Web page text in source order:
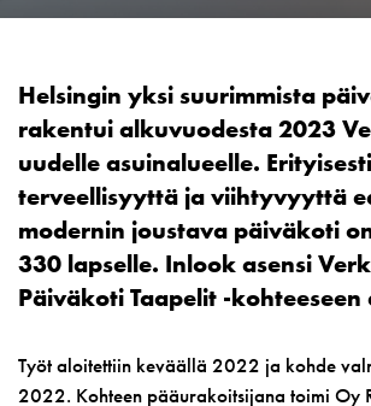
Helsingin yksi suurimmista
rakentui alkuvuodesta 2023
uudelle asuinalueelle. Erityisesti
terveellisyyttä ja viihtyvyyttä
modernin joustava päiväkoti
330 lapselle. Inlook asensi
Päiväkoti Taapelit -
Työt aloitettiin keväällä 2022 ja kohde
2022. Kohteen pääurakoitsijana toimi Oy